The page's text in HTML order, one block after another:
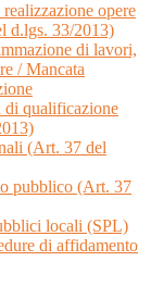
opere
d.lgs. 33/2013)
di lavori,
/ Mancata
di qualificazione
(Art. 37 del
pubblico (Art. 37
locali (SPL)
di affidamento